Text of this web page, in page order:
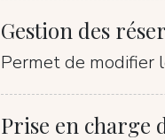
Gestion des
Permet de modifier
Prise en charge